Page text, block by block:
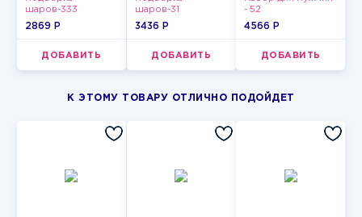
шаров-333
2869 P
ДОБАВИТЬ
шаров-31
3436 P
ДОБАВИТЬ
- 52
4566 P
ДОБАВИТЬ
К ЭТОМУ ТОВАРУ ОТЛИЧНО ПОДОЙДЕТ